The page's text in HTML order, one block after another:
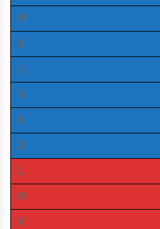
M
X
J
V
S
D
L
M
X